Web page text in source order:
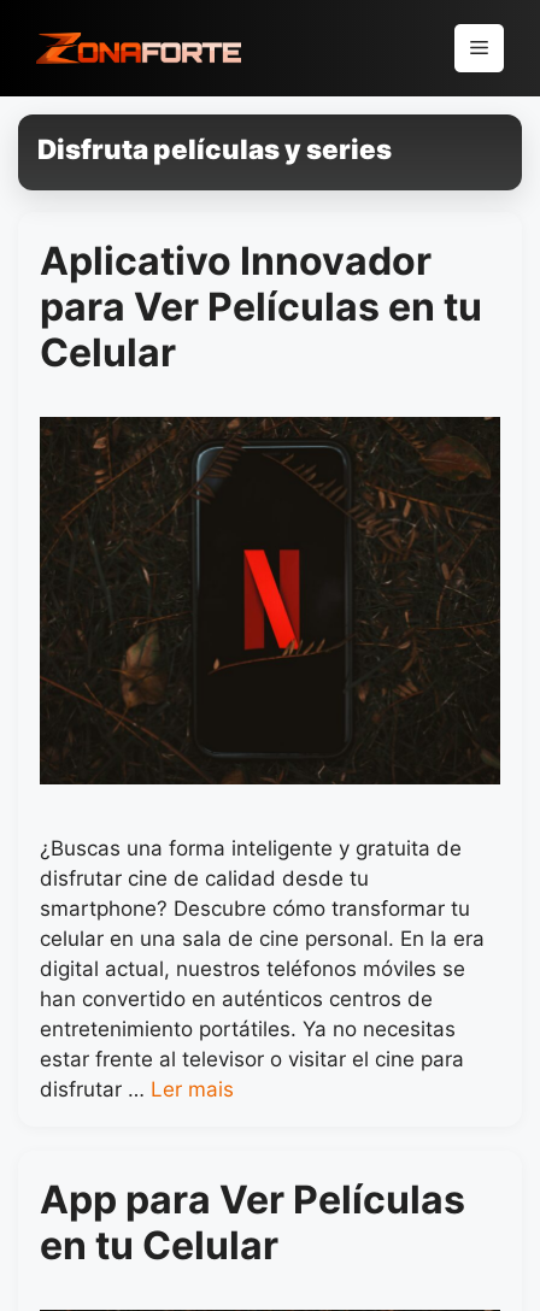
para
conteúdo
Menu
Disfruta películas y series
Aplicativo Innovador
para Ver Películas en tu
Celular
¿Buscas una forma inteligente y gratuita de
disfrutar cine de calidad desde tu
smartphone? Descubre cómo transformar tu
celular en una sala de cine personal. En la era
digital actual, nuestros teléfonos móviles se
han convertido en auténticos centros de
entretenimiento portátiles. Ya no necesitas
estar frente al televisor o visitar el cine para
disfrutar … Ler mais
App para Ver Películas
en tu Celular